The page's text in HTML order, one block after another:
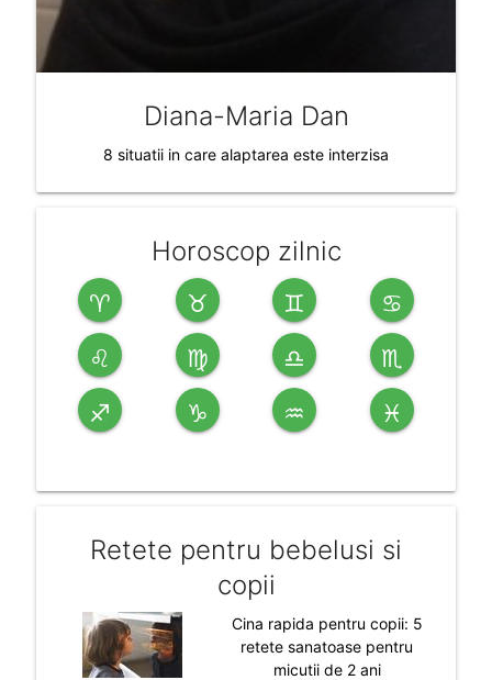
Diana-Maria Dan
8 situatii in care alaptarea este interzisa
Horoscop zilnic
♈ ♉ ♊ ♋
♌ ♍ ♎ ♏
♐ ♑ ♒ ♓
Retete pentru bebelusi si
copii
Cina rapida pentru copii: 5
retete sanatoase pentru
micutii de 2 ani